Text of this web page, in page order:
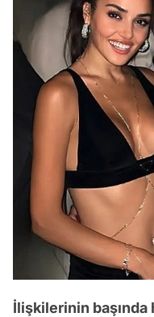
İlişkilerinin